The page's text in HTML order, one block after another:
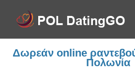
Δωρεάν online
Πολωνία